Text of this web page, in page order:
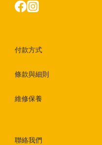
付款方式
條款與細則
維修保養
聯絡我們